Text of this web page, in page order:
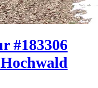
#183306